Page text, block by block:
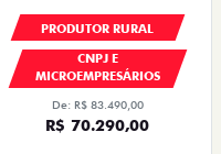
PRODUTOR RURAL
CNPJ E
MICROEMPRESÁRIOS
De: R$ 83.490,00
R$ 70.290,00